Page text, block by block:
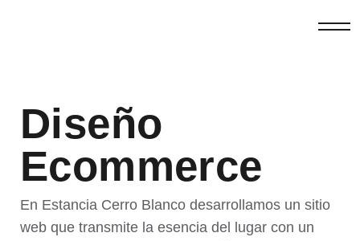
Diseño
Ecommerce
En Estancia Cerro Blanco desarrollamos un sitio
web que transmite la esencia del lugar con un